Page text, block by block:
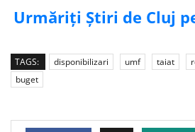
Urmăriți Știri de Cluj
TAGS: disponibilizari umf taiat
buget